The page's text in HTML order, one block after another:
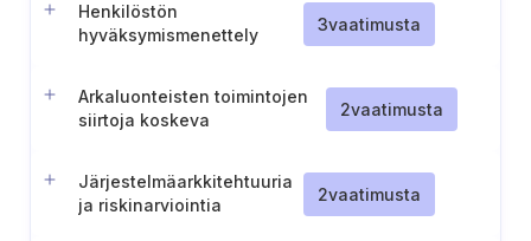
Henkilöstön
hyväksymismenettely
3vaatimusta
Arkaluonteisten toimintojen
siirtoja koskeva
2vaatimusta
Järjestelmäarkkitehtuuria
ja riskinarviointia
2vaatimusta